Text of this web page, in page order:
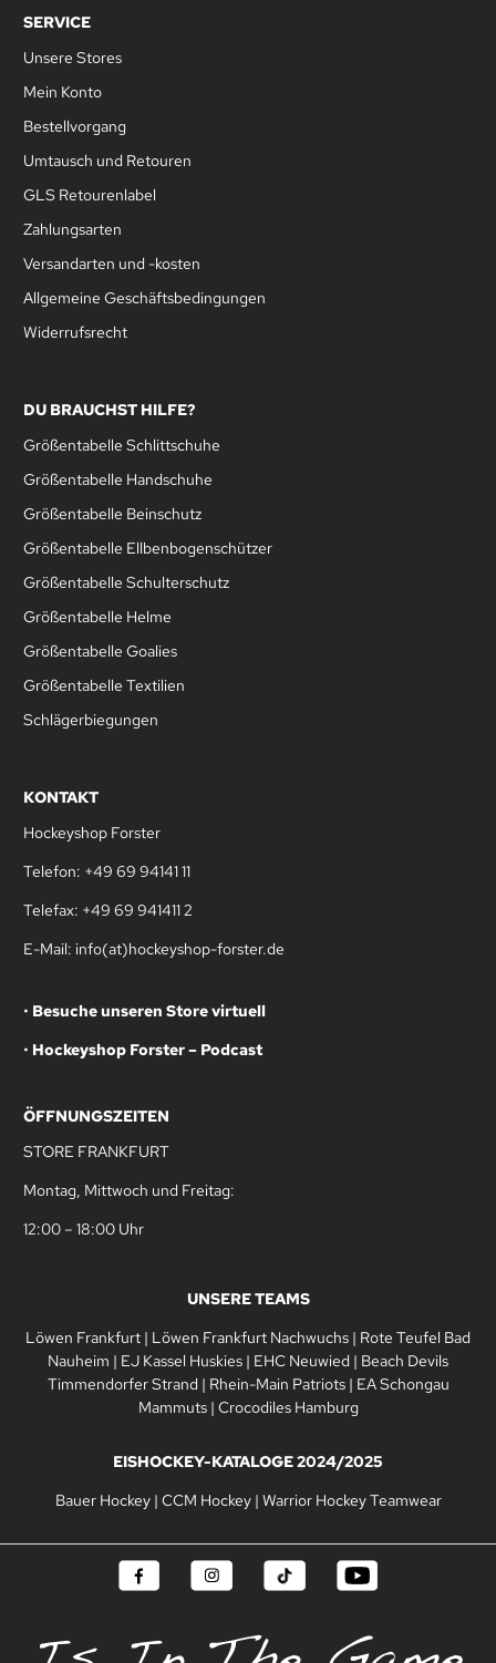
SERVICE
Unsere Stores
Mein Konto
Bestellvorgang
Umtausch und Retouren
GLS Retourenlabel
Zahlungsarten
Versandarten und -kosten
Allgemeine Geschäftsbedingungen
Widerrufsrecht
DU BRAUCHST HILFE?
Größentabelle Schlittschuhe
Größentabelle Handschuhe
Größentabelle Beinschutz
Größentabelle Ellbenbogenschützer
Größentabelle Schulterschutz
Größentabelle Helme
Größentabelle Goalies
Größentabelle Textilien
Schlägerbiegungen
KONTAKT
Hockeyshop Forster
Telefon: +49 69 94141 11
Telefax: +49 69 941411 2
E-Mail: info(at)hockeyshop-forster.de
• Besuche unseren Store virtuell
• Hockeyshop Forster – Podcast
ÖFFNUNGSZEITEN
STORE FRANKFURT
Montag, Mittwoch und Freitag:
12:00 – 18:00 Uhr
UNSERE TEAMS
Löwen Frankfurt | Löwen Frankfurt Nachwuchs | Rote Teufel Bad
Nauheim | EJ Kassel Huskies | EHC Neuwied | Beach Devils
Timmendorfer Strand | Rhein-Main Patriots| EA Schongau
Mammuts| Crocodiles Hamburg
EISHOCKEY-KATALOGE 2024/2025
Bauer Hockey| CCM Hockey| Warrior Hockey Teamwear